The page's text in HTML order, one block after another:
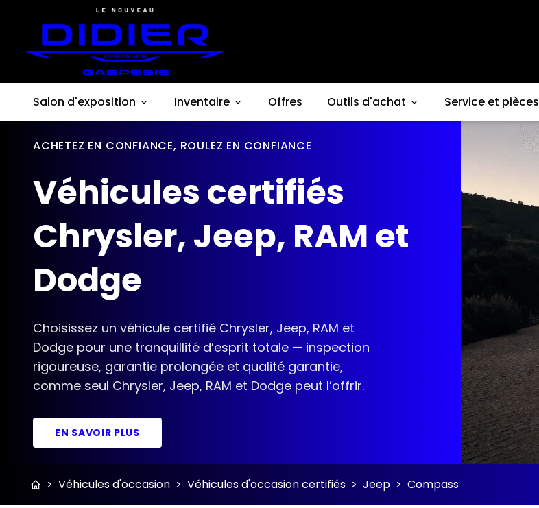
Salon d'exposition Inventaire Offres Outils d'achat Service et pièces
ACHETEZ EN CONFIANCE, ROULEZ EN CONFIANCE
Véhicules certifiés
Chrysler, Jeep, RAM et
Dodge
Choisissez un véhicule certifié Chrysler, Jeep, RAM et
Dodge pour une tranquillité d’esprit totale — inspection
rigoureuse, garantie prolongée et qualité garantie,
comme seul Chrysler, Jeep, RAM et Dodge peut l’offrir.
EN SAVOIR PLUS
> Véhicules d'occasion > Véhicules d'occasion certifiés > Jeep > Compass